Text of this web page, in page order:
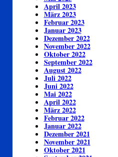
April 2023
März 2023
Februar 2023
Januar 2023
Dezember 2022
November 2022
Oktober 2022
September 2022
August 2022
Juli 2022
Juni 2022
Mai 2022
April 2022
März 2022
Februar 2022
Januar 2022
Dezember 2021
November 2021
Oktober 2021